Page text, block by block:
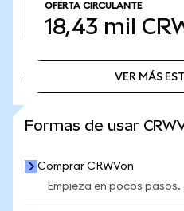
OFERTA CIRCULANTE
18,43 mil
VER MÁS
Formas de usar
Comprar CRWVon
Empieza en pocos pasos.